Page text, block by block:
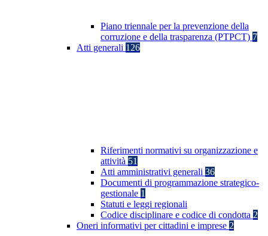
Piano triennale per la prevenzione della
corruzione e della trasparenza (PTPCT) 7
Atti generali 126
Riferimenti normativi su organizzazione e
attività 51
Atti amministrativi generali 36
Documenti di programmazione strategico-
gestionale 1
Statuti e leggi regionali
Codice disciplinare e codice di condotta 2
Oneri informativi per cittadini e imprese 2